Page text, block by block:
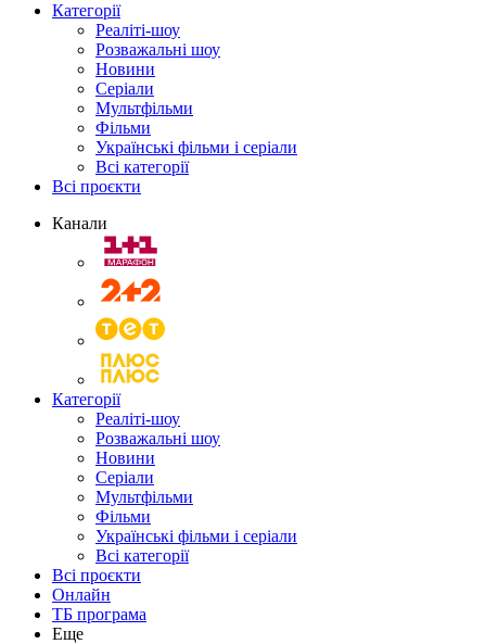
Категорії
Реаліті-шоу
Розважальні шоу
Новини
Серіали
Мультфільми
Фільми
Українські фільми і серіали
Всі категорії
Всі проєкти
Канали
Категорії
Реаліті-шоу
Розважальні шоу
Новини
Серіали
Мультфільми
Фільми
Українські фільми і серіали
Всі категорії
Всі проєкти
Онлайн
ТБ програма
Еще